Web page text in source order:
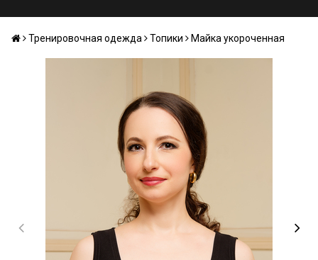
Тренировочная одежда Топики Майка укороченная